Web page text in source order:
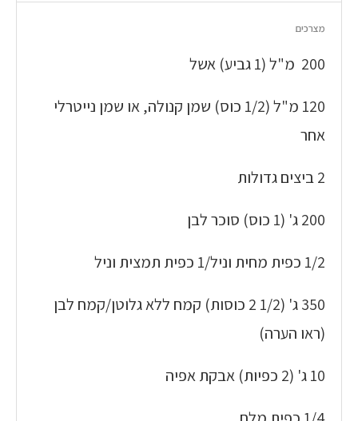
מצרכים
200 מ"ל (1 גביע) אשל
120 מ"ל (1/2 כוס) שמן קנולה, או שמן נייטרלי
אחר
2 ביצים גדולות
200 ג' (1 כוס) סוכר לבן
1/2 כפית מחית וניל/1 כפית תמצית וניל
350 ג' (1/2 2 כוסות) קמח ללא גלוטן/קמח לבן
(ראו הערה)
10 ג' (2 כפיות) אבקת אפיה